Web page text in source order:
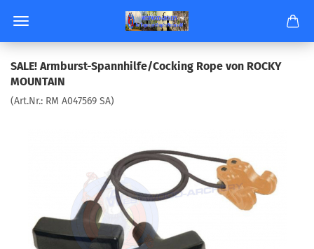
SALE! Armburst-​Spannhilfe/Co­cking Rope von ROCKY
MOUN­TAIN
(Art.Nr.: RM A047569 SA)